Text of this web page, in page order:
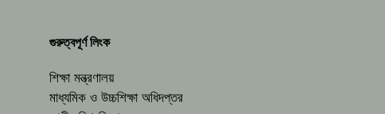
গুরুত্বপূর্ণ লিংক
শিক্ষা মন্ত্রণালয়
মাধ্যমিক ও উচ্চশিক্ষা অধিদপ্তর